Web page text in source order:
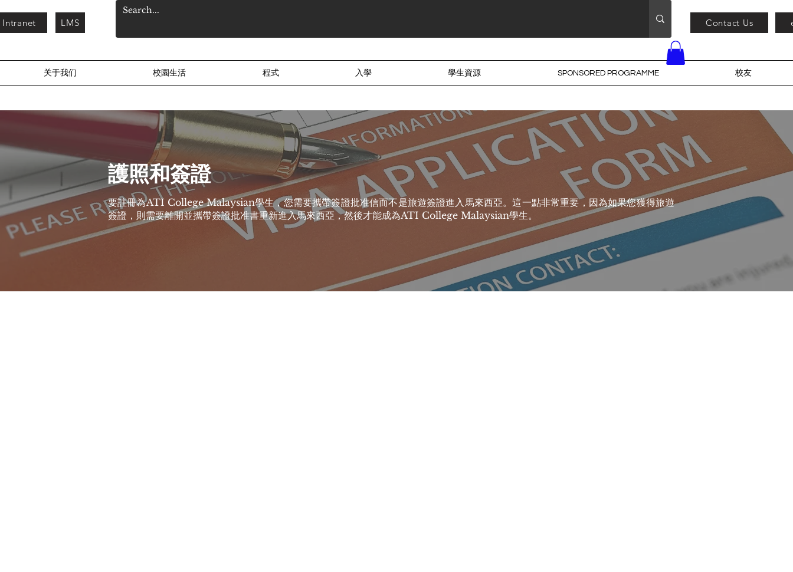
Intranet LMS Contact Us
关于我们 校園生活 程式 入學 學生資源 SPONSORED PROGRAMME 校友
護照和簽證
要註冊為ATI College Malaysian學生，您需要攜帶簽證批准信而不是旅遊簽證進入馬來西亞。這一點非常重要，因為如果您獲得旅遊
簽證，則需要離開並攜帶簽證批准書重新進入馬來西亞，然後才能成為ATI College Malaysian學生。